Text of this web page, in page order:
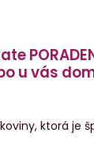
u vás
ktorá je